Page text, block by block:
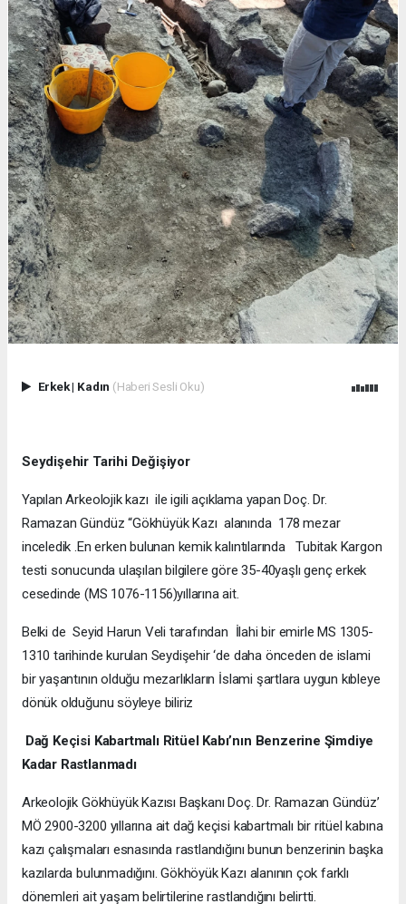
Erkek| Kadın (Haberi Sesli Oku)
Seydişehir Tarihi Değişiyor
Yapılan Arkeolojik kazı ile igili açıklama yapan Doç. Dr.
Ramazan Gündüz “Gökhüyük Kazı alanında 178 mezar
inceledik .En erken bulunan kemik kalıntılarında Tubitak Kargon
testi sonucunda ulaşılan bilgilere göre 35-40yaşlı genç erkek
cesedinde (MS 1076-1156)yıllarına ait.
Belki de Seyid Harun Veli tarafından İlahi bir emirle MS 1305-
1310 tarihinde kurulan Seydişehir ‘de daha önceden de islami
bir yaşantının olduğu mezarlıkların İslami şartlara uygun kıbleye
dönük olduğunu söyleye biliriz
Dağ Keçisi Kabartmalı Ritüel Kabı’nın Benzerine Şimdiye
Kadar Rastlanmadı
Arkeolojik Gökhüyük Kazısı Başkanı Doç. Dr. Ramazan Gündüz’
MÖ 2900-3200 yıllarına ait dağ keçisi kabartmalı bir ritüel kabına
kazı çalışmaları esnasında rastlandığını bunun benzerinin başka
kazılarda bulunmadığını. Gökhöyük Kazı alanının çok farklı
dönemleri ait yaşam belirtilerine rastlandığını belirtti.